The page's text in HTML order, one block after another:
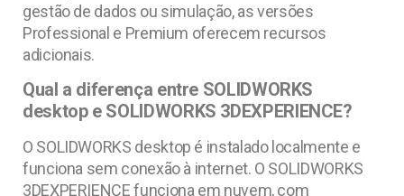
gestão de dados ou simulação, as versões
Professional e Premium oferecem recursos
adicionais.
Qual a diferença entre SOLIDWORKS
desktop e SOLIDWORKS 3DEXPERIENCE?
O SOLIDWORKS desktop é instalado localmente e
funciona sem conexão à internet. O SOLIDWORKS
3DEXPERIENCE funciona em nuvem, com